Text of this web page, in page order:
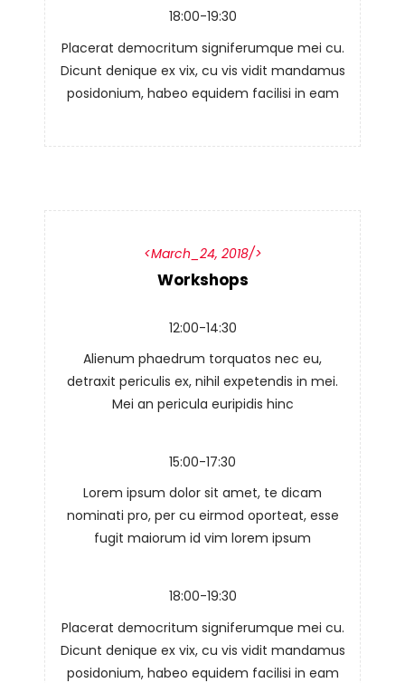
18:00-19:30
Placerat democritum signiferumque mei cu.
Dicunt denique ex vix, cu vis vidit mandamus
posidonium, habeo equidem facilisi in eam
March_24, 2018
Workshops
12:00-14:30
Alienum phaedrum torquatos nec eu,
detraxit periculis ex, nihil expetendis in mei.
Mei an pericula euripidis hinc
15:00-17:30
Lorem ipsum dolor sit amet, te dicam
nominati pro, per cu eirmod oporteat, esse
fugit maiorum id vim lorem ipsum
18:00-19:30
Placerat democritum signiferumque mei cu.
Dicunt denique ex vix, cu vis vidit mandamus
posidonium, habeo equidem facilisi in eam